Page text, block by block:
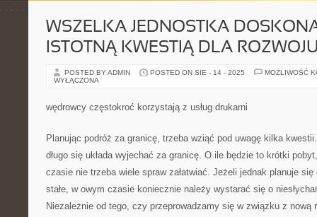
WSZELKA JEDNOSTKA
ISTOTNĄ KWESTIĄ DLA
POSTED BY ADMIN POSTED ON SIE - 14 - 2025
MOŻLIWOŚĆ
WYŁĄCZONA
wędrowcy częstokroć korzystają z usług drukarni
Planując podróż za granicę, trzeba wziąć pod uwagę kilka
długo się układa wyjechać za granicę. O ile będzie to krótki
czasie nie trzeba wiele spraw załatwiać. Jeżeli jednak planuje się
stałe, w owym czasie koniecznie należy wystarać się o
Niezależnie od tego, czy przeprowadzamy się w związku z nową